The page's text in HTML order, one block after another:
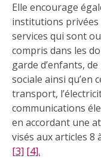
Elle encourage
institutions
services qui sont
compris dans les
garde d’enfants,
sociale ainsi qu’en
transport,
communications
en accordant une
visés aux articles 8
[3] [4].